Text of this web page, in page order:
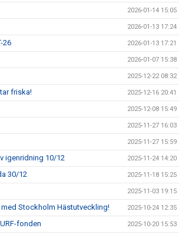
2026-01-14 15:05
2026-01-13 17:24
26 2026-01-13 17:21
2026-01-07 15:38
2025-12-22 08:32
friska! 2025-12-16 20:41
2025-12-08 15:49
2025-11-27 16:03
2025-11-27 15:59
igenridning 10/12 2025-11-24 14:20
30/12 2025-11-18 15:25
2025-11-03 19:15
Stockholm Hästutveckling! 2025-10-24 12:35
fonden 2025-10-20 15:53